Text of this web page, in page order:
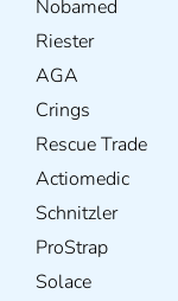
Nobamed
Riester
AGA
Crings
Rescue Trade
Actiomedic
Schnitzler
ProStrap
Solace